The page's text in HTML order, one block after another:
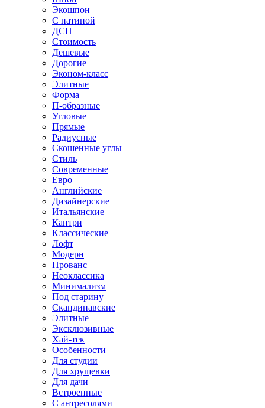
Экошпон
С патиной
ДСП
Стоимость
Дешевые
Дорогие
Эконом-класс
Элитные
Форма
П-образные
Угловые
Прямые
Радиусные
Скошенные углы
Стиль
Современные
Евро
Английские
Дизайнерские
Итальянские
Кантри
Классические
Лофт
Модерн
Прованс
Неоклассика
Минимализм
Под старину
Скандинавские
Элитные
Эксклюзивные
Хай-тек
Особенности
Для студии
Для хрущевки
Для дачи
Встроенные
С антресолями